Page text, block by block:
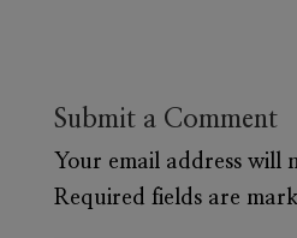
Submit a Comment
Your email address will
Required fields are